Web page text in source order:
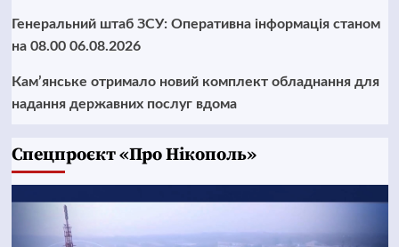
Генеральний штаб ЗСУ: Оперативна інформація станом
на 08.00 06.08.2026
Кам’янське отримало новий комплект обладнання для
надання державних послуг вдома
Cпецпроєкт «Про Нікополь»